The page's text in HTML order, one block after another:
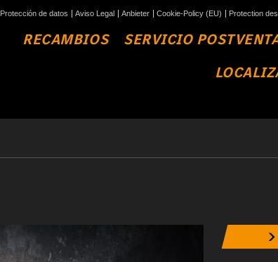
Protección de datos Aviso Legal Anbieter Cookie-Policy (EU) Protection
RECAMBIOS SERVICIO